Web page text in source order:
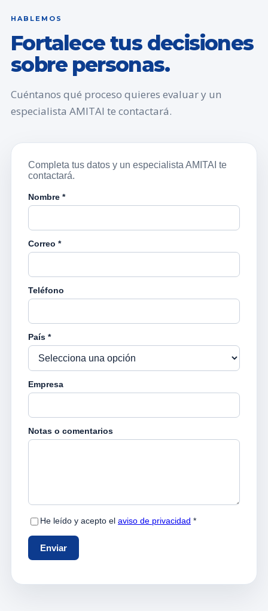
HABLEMOS
Fortalece tus decisiones
sobre personas.
Cuéntanos qué proceso quieres evaluar y un
especialista AMITAI te contactará.